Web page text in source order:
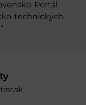
Portál
technických